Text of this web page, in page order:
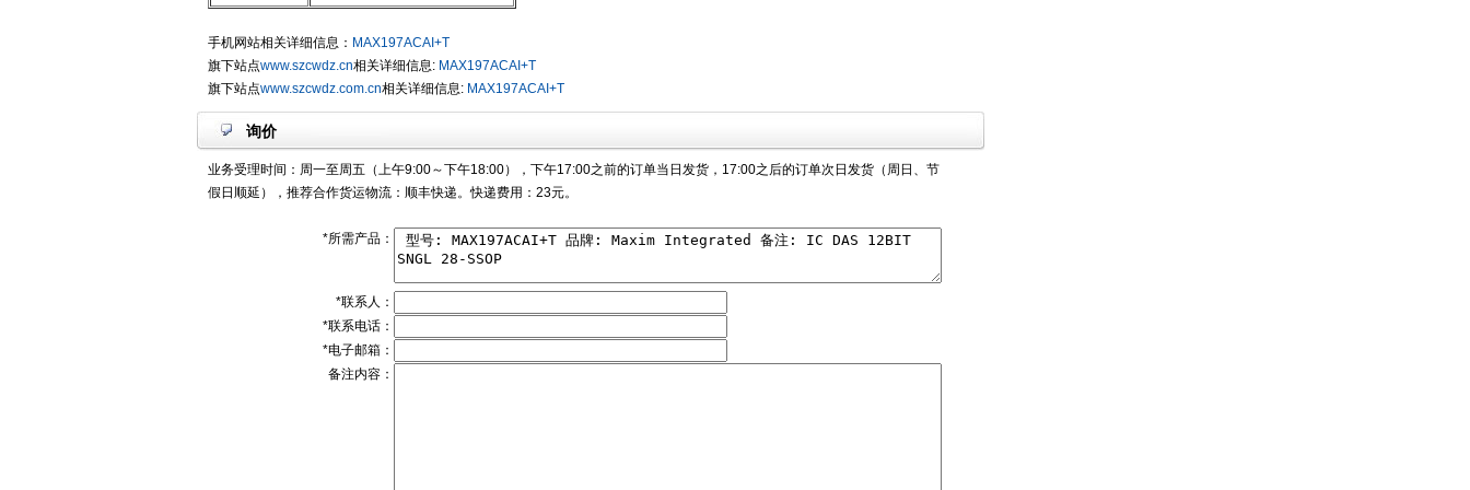
手机网站相关详细信息： MAX197ACAI+T
旗下站点www.szcwdz.cn相关详细信息: MAX197ACAI+T
旗下站点www.szcwdz.com.cn相关详细信息: MAX197ACAI+T
询价
业务受理时间：周一至周五（上午9:00～下午18:00），下午17:00之前的订单当日发货，17:00之后的订单次日发货（周日、节
假日顺延），推荐合作货运物流：顺丰快递。快递费用：23元。
*所需产品：
*联系人：
*联系电话：
*电子邮箱：
备注内容：